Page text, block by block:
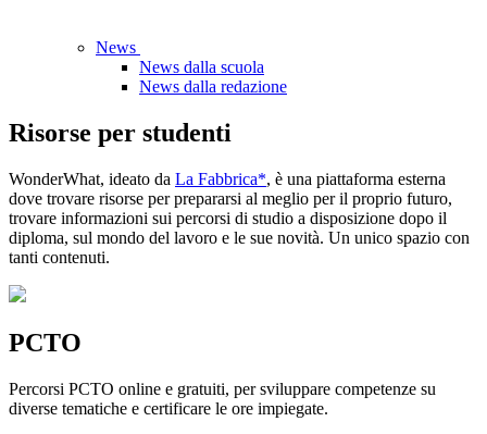
News
News dalla scuola
News dalla redazione
Risorse per studenti
WonderWhat, ideato da La Fabbrica*, è una piattaforma esterna
dove trovare risorse per prepararsi al meglio per il proprio futuro,
trovare informazioni sui percorsi di studio a disposizione dopo il
diploma, sul mondo del lavoro e le sue novità. Un unico spazio con
tanti contenuti.
PCTO
Percorsi PCTO online e gratuiti, per sviluppare competenze su
diverse tematiche e certificare le ore impiegate.